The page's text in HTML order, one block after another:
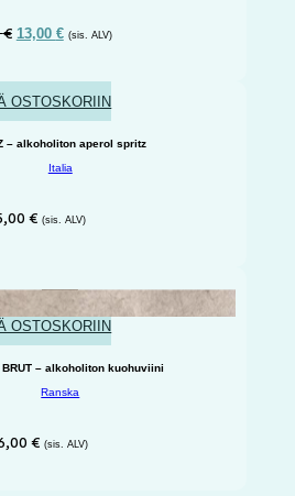
€ Alkuperäinen
13,00 €Nykyinen
(sis. ALV)
OSTOSKORIIN
– alkoholiton aperol spritz
Italia
€ (sis. ALV)
KUIVA
OSTOSKORIIN
BRUT – alkoholiton kuohuviini
Ranska
€ (sis. ALV)